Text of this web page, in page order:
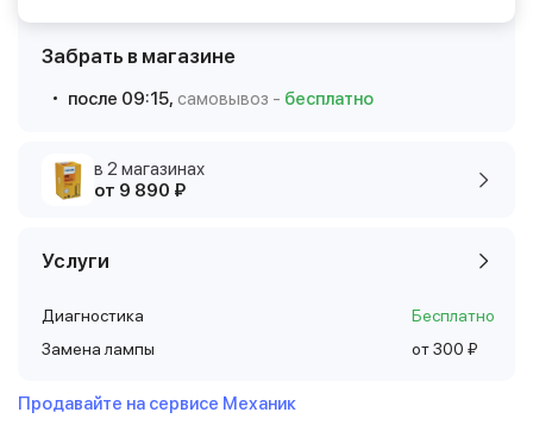
Забрать в магазине
после 09:15, самовывоз - бесплатно
в 2 магазинах
от 9 890 ₽
Услуги
Диагностика
Бесплатно
Замена лампы
от 300 ₽
Продавайте на сервисе Механик